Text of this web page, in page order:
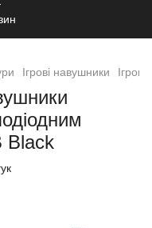
Ігрові навушники
Black